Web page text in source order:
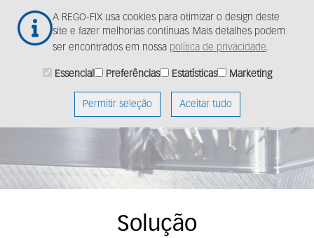
A REGO-FIX usa cookies para otimizar o design deste
site e fazer melhorias contínuas. Mais detalhes podem
ser encontrados em nossa política de privacidade.
Essencial Preferências Estatísticas Marketing
Permitir seleção Aceitar tudo
para
Achieve toolholding
excellence
Solução